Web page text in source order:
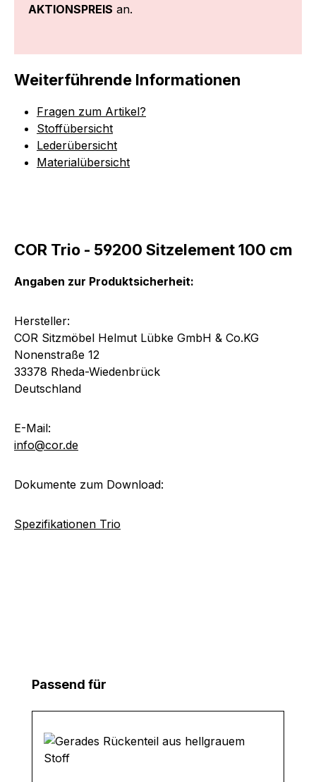
AKTIONSPREIS an.
Weiterführende Informationen
Fragen zum Artikel?
Stoffübersicht
Lederübersicht
Materialübersicht
COR Trio - 59200 Sitzelement 100 cm
Angaben zur Produktsicherheit:
Hersteller:
COR Sitzmöbel Helmut Lübke GmbH & Co.KG
Nonenstraße 12
33378 Rheda-Wiedenbrück
Deutschland
E-Mail:
info@cor.de
Dokumente zum Download:
Spezifikationen Trio
Produktgalerie überspringen
Passend für